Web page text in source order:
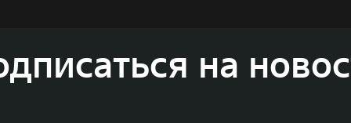
GWM входят 80 дочерних компаний, а штат включает более 60 000
больше чем на 30% и составила 136,3 млрд юаней (1,6 трлн
исследований и разработок, включая центры в России, Китае,
на